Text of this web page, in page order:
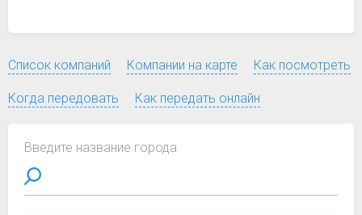
Список компаний Компании на карте Как посмотреть
Когда передовать Как передать онлайн
Введите название города